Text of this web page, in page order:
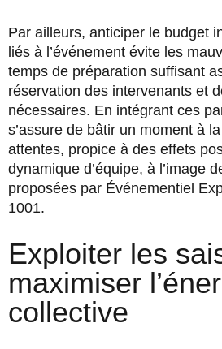
Par ailleurs, anticiper le budget
liés à l’événement évite les
temps de préparation suffisant
réservation des intervenants et
nécessaires. En intégrant ces
s’assure de bâtir un moment à
attentes, propice à des effets
dynamique d’équipe, à l’image
proposées par Événementiel
1001.
Exploiter les
maximiser
collective